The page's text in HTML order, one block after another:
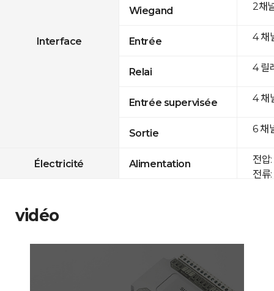
Interface
Wiegand
Entrée
Relai
Entrée supervisée
Sortie
Électricité Alimentation
2채
4 채
4 릴
4 채
6 채
전압
전류
vidéo